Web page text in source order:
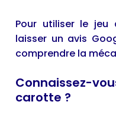
Pour utiliser le
laisser un avis
comprendre la
Connaissez-
carotte ?